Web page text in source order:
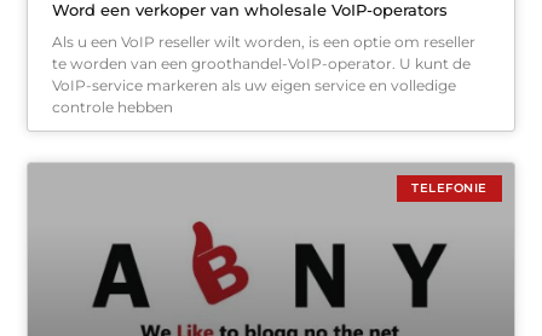
Word een verkoper van wholesale VoIP-operators
Als u een VoIP reseller wilt worden, is een optie om reseller
te worden van een groothandel-VoIP-operator. U kunt de
VoIP-service markeren als uw eigen service en volledige
controle hebben
TELEFONIE